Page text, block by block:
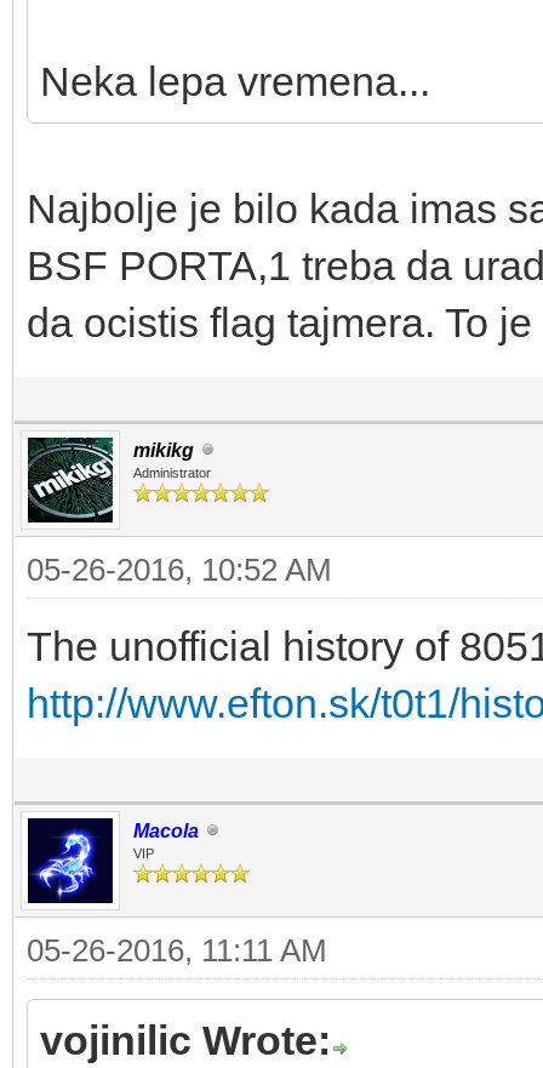
Neka lepa vremena...
Najbolje je bilo kada imas
BSF PORTA,1 treba da
da ocistis flag tajmera. To
mikikg
Administrator
05-26-2016, 10:52 AM
The unofficial history of
http://www.efton.sk/t0t1/
Macola
VIP
05-26-2016, 11:11 AM
vojinilic Wrote: